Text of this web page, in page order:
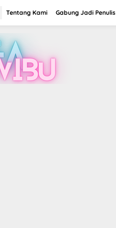
Tentang Kami Gabung Jadi Penulis